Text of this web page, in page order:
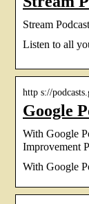
Stream
Listen to all
http s://
Google
With Google
Improvement
With Google